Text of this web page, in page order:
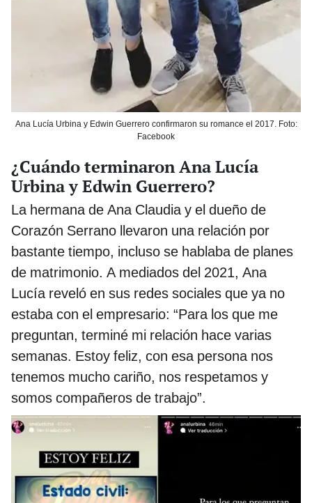
Ana Lucía Urbina y Edwin Guerrero confirmaron su romance el 2017. Foto:
Facebook
¿Cuándo terminaron Ana Lucía
Urbina y Edwin Guerrero?
La hermana de Ana Claudia y el dueño de
Corazón Serrano llevaron una relación por
bastante tiempo, incluso se hablaba de planes
de matrimonio. A mediados del 2021, Ana
Lucía reveló en sus redes sociales que ya no
estaba con el empresario: “Para los que me
preguntan, terminé mi relación hace varias
semanas. Estoy feliz, con esa persona nos
tenemos mucho cariño, nos respetamos y
somos compañeros de trabajo”.